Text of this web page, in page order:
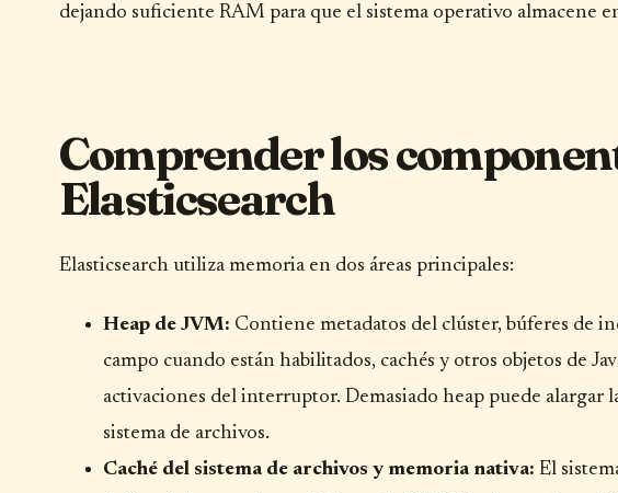
dejando suficiente RAM para que el sistema operativo almacene
Comprender los
Elasticsearch
Elasticsearch utiliza memoria en dos áreas principales:
Heap de JVM: Contiene metadatos del clúster, búferes de
campo cuando están habilitados, cachés y otros objetos de
activaciones del interruptor. Demasiado heap puede alargar
sistema de archivos.
Caché del sistema de archivos y memoria nativa: El